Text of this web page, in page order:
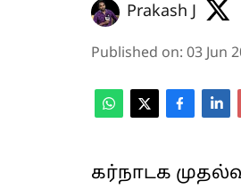
Prakash J
Published on: 03 Jun
கர்நாடக